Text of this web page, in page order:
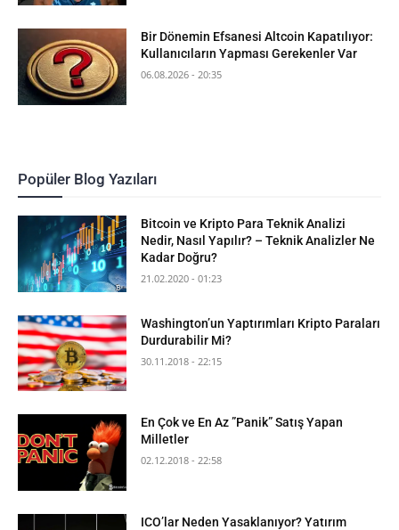
Bir Dönemin Efsanesi Altcoin Kapatılıyor:
Kullanıcıların Yapması Gerekenler Var
06.08.2026 - 20:35
Popüler Blog Yazıları
Bitcoin ve Kripto Para Teknik Analizi
Nedir, Nasıl Yapılır? – Teknik Analizler Ne
Kadar Doğru?
21.02.2020 - 01:23
Washington’un Yaptırımları Kripto Paraları
Durdurabilir Mi?
30.11.2018 - 22:15
En Çok ve En Az ”Panik” Satış Yapan
Milletler
02.12.2018 - 22:58
ICO’lar Neden Yasaklanıyor? Yatırım